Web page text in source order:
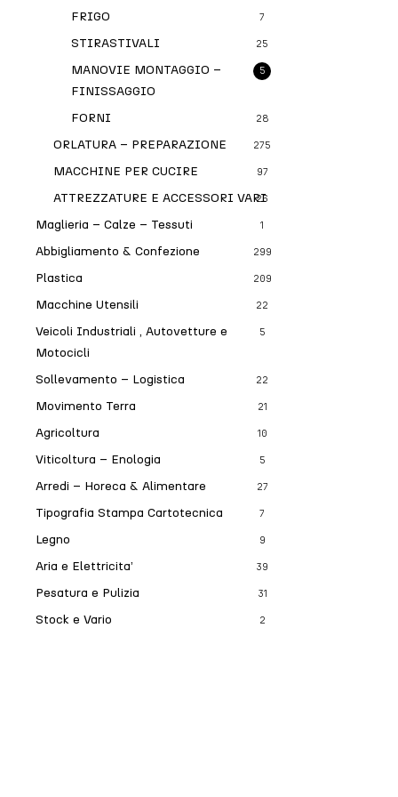
FRIGO 7
STIRASTIVALI 25
MANOVIE MONTAGGIO –
FINISSAGGIO
5
FORNI 28
ORLATURA – PREPARAZIONE 275
MACCHINE PER CUCIRE 97
ATTREZZATURE E ACCESSORI VARI
26
Maglieria – Calze – Tessuti 1
Abbigliamento & Confezione 299
Plastica 209
Macchine Utensili 22
Veicoli Industriali , Autovetture e
Motocicli
5
Sollevamento – Logistica 22
Movimento Terra 21
Agricoltura 10
Viticoltura – Enologia 5
Arredi – Horeca & Alimentare 27
Tipografia Stampa Cartotecnica 7
Legno 9
Aria e Elettricita’ 39
Pesatura e Pulizia 31
Stock e Vario 2